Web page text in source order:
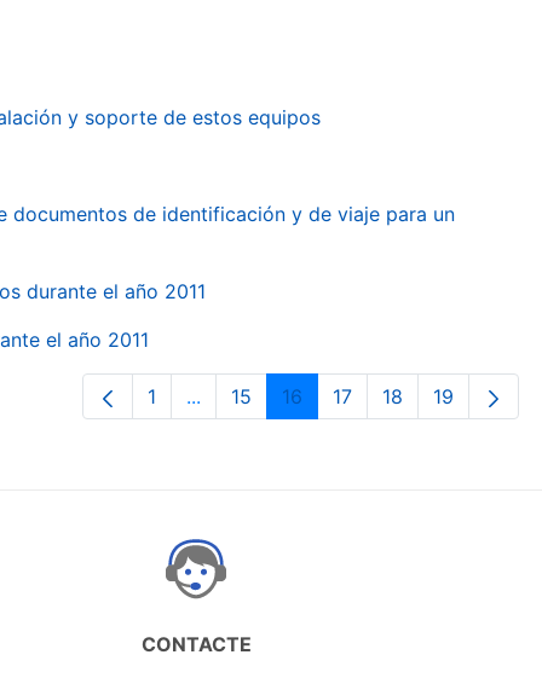
y soporte de estos equipos
de identificación y de viaje para un
durante el año 2011
el año 2011
Pàgina
1 ...Pàgines intermèdies Utilitzeu TAB per
Pàgina
15 Pàgina
16 Pàgina
17 Pàgina
18 Pàgina
19
CONTACTE